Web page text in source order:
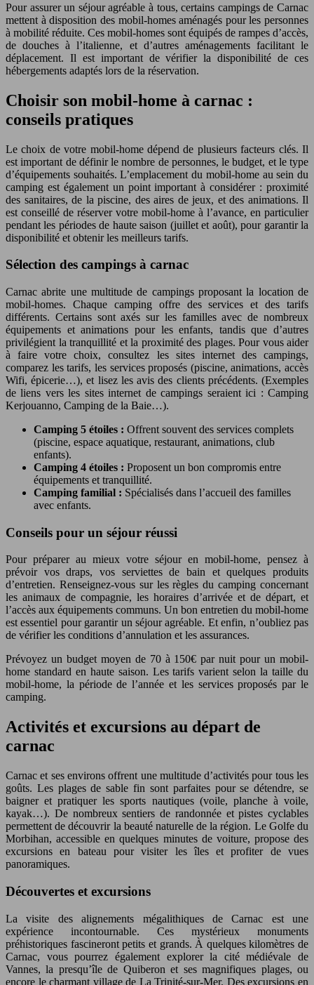
Pour assurer un séjour agréable à tous, certains campings de Carnac
mettent à disposition des mobil-homes aménagés pour les personnes
à mobilité réduite. Ces mobil-homes sont équipés de rampes d’accès,
de douches à l’italienne, et d’autres aménagements facilitant le
déplacement. Il est important de vérifier la disponibilité de ces
hébergements adaptés lors de la réservation.
Choisir son mobil-home à carnac :
conseils pratiques
Le choix de votre mobil-home dépend de plusieurs facteurs clés. Il
est important de définir le nombre de personnes, le budget, et le type
d’équipements souhaités. L’emplacement du mobil-home au sein du
camping est également un point important à considérer : proximité
des sanitaires, de la piscine, des aires de jeux, et des animations. Il
est conseillé de réserver votre mobil-home à l’avance, en particulier
pendant les périodes de haute saison (juillet et août), pour garantir la
disponibilité et obtenir les meilleurs tarifs.
Sélection des campings à carnac
Carnac abrite une multitude de campings proposant la location de
mobil-homes. Chaque camping offre des services et des tarifs
différents. Certains sont axés sur les familles avec de nombreux
équipements et animations pour les enfants, tandis que d’autres
privilégient la tranquillité et la proximité des plages. Pour vous aider
à faire votre choix, consultez les sites internet des campings,
comparez les tarifs, les services proposés (piscine, animations, accès
Wifi, épicerie…), et lisez les avis des clients précédents. (Exemples
de liens vers les sites internet de campings seraient ici : Camping
Kerjouanno, Camping de la Baie…).
Camping 5 étoiles : Offrent souvent des services complets
(piscine, espace aquatique, restaurant, animations, club
enfants).
Camping 4 étoiles : Proposent un bon compromis entre
équipements et tranquillité.
Camping familial : Spécialisés dans l’accueil des familles
avec enfants.
Conseils pour un séjour réussi
Pour préparer au mieux votre séjour en mobil-home, pensez à
prévoir vos draps, vos serviettes de bain et quelques produits
d’entretien. Renseignez-vous sur les règles du camping concernant
les animaux de compagnie, les horaires d’arrivée et de départ, et
l’accès aux équipements communs. Un bon entretien du mobil-home
est essentiel pour garantir un séjour agréable. Et enfin, n’oubliez pas
de vérifier les conditions d’annulation et les assurances.
Prévoyez un budget moyen de 70 à 150€ par nuit pour un mobil-
home standard en haute saison. Les tarifs varient selon la taille du
mobil-home, la période de l’année et les services proposés par le
camping.
Activités et excursions au départ de
carnac
Carnac et ses environs offrent une multitude d’activités pour tous les
goûts. Les plages de sable fin sont parfaites pour se détendre, se
baigner et pratiquer les sports nautiques (voile, planche à voile,
kayak…). De nombreux sentiers de randonnée et pistes cyclables
permettent de découvrir la beauté naturelle de la région. Le Golfe du
Morbihan, accessible en quelques minutes de voiture, propose des
excursions en bateau pour visiter les îles et profiter de vues
panoramiques.
Découvertes et excursions
La visite des alignements mégalithiques de Carnac est une
expérience incontournable. Ces mystérieux monuments
préhistoriques fascineront petits et grands. À quelques kilomètres de
Carnac, vous pourrez également explorer la cité médiévale de
Vannes, la presqu’île de Quiberon et ses magnifiques plages, ou
encore le charmant village de La Trinité-sur-Mer. Des excursions en